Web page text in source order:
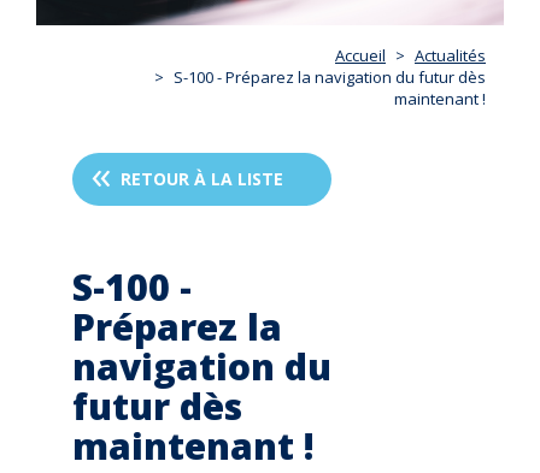
Accueil
Actualités
S-100 - Préparez la navigation du futur dès
maintenant !
RETOUR À LA LISTE
S-100 -
Préparez la
navigation du
futur dès
maintenant !